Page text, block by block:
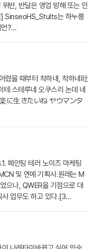
반, 반달은 영업 방해 또는 인
] SinseoHS_Stults는 하누릉
언?…
렸을 때부터 착하네, 착하네吐
스테루네 오쿠스리 논데 네
に生きたいね ヤウマンタ
페인팅 테러 노이즈 마케팅
및 연예 기획사.원래는 M
으나, QWER을 기점으로 대
사 업무도 하고 있다.[3…